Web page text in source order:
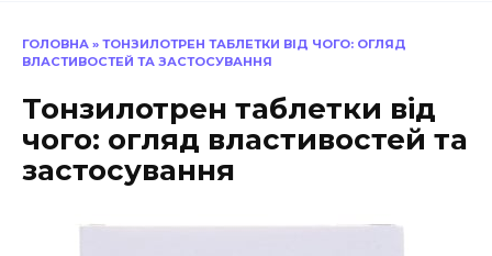
ГОЛОВНА » ТОНЗИЛОТРЕН ТАБЛЕТКИ ВІД ЧОГО: ОГЛЯД
ВЛАСТИВОСТЕЙ ТА ЗАСТОСУВАННЯ
Тонзилотрен таблетки від
чого: огляд властивостей та
застосування